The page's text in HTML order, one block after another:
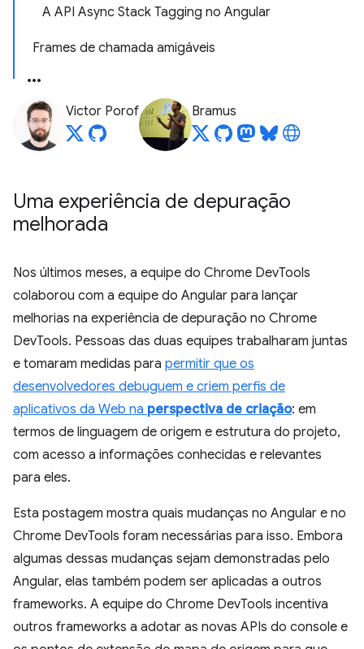
A API Async Stack Tagging no Angular
Frames de chamada amigáveis
Victor Porof Bramus
Uma experiência de depuração
melhorada
Nos últimos meses, a equipe do Chrome DevTools
colaborou com a equipe do Angular para lançar
melhorias na experiência de depuração no Chrome
DevTools. Pessoas das duas equipes trabalharam juntas
e tomaram medidas para permitir que os
desenvolvedores debuguem e criem perfis de
aplicativos da Web na perspectiva de criação: em
termos de linguagem de origem e estrutura do projeto,
com acesso a informações conhecidas e relevantes
para eles.
Esta postagem mostra quais mudanças no Angular e no
Chrome DevTools foram necessárias para isso. Embora
algumas dessas mudanças sejam demonstradas pelo
Angular, elas também podem ser aplicadas a outros
frameworks. A equipe do Chrome DevTools incentiva
outros frameworks a adotar as novas APIs do console e